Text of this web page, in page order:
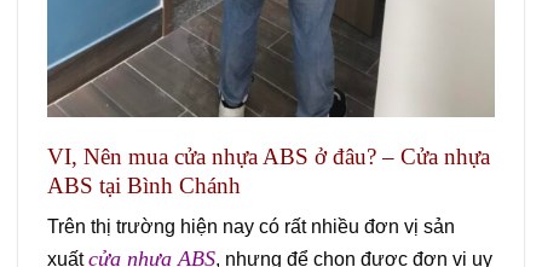
VI, Nên mua cửa nhựa ABS ở đâu? – Cửa nhựa
ABS tại Bình Chánh
Trên thị trường hiện nay có rất nhiều đơn vị sản
xuấtcửa nhựa ABS, nhưng để chọn được đơn vị uy